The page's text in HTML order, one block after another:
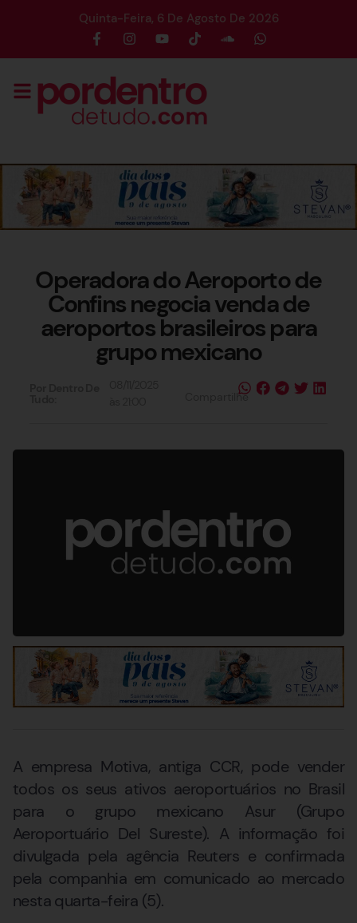
Quinta-Feira, 6 De Agosto De 2026
Operadora do Aeroporto de
Confins negocia venda de
aeroportos brasileiros para
grupo mexicano
Compartilhe
A empresa Motiva, antiga CCR, pode vender
todos os seus ativos aeroportuários no Brasil
para o grupo mexicano Asur (Grupo
Aeroportuário Del Sureste). A informação foi
divulgada pela agência Reuters e confirmada
pela companhia em comunicado ao mercado
nesta quarta-feira (5).